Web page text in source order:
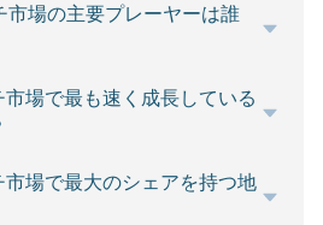
市場の主要プレーヤーは誰
場で最も速く成長している
場で最大のシェアを持つ地